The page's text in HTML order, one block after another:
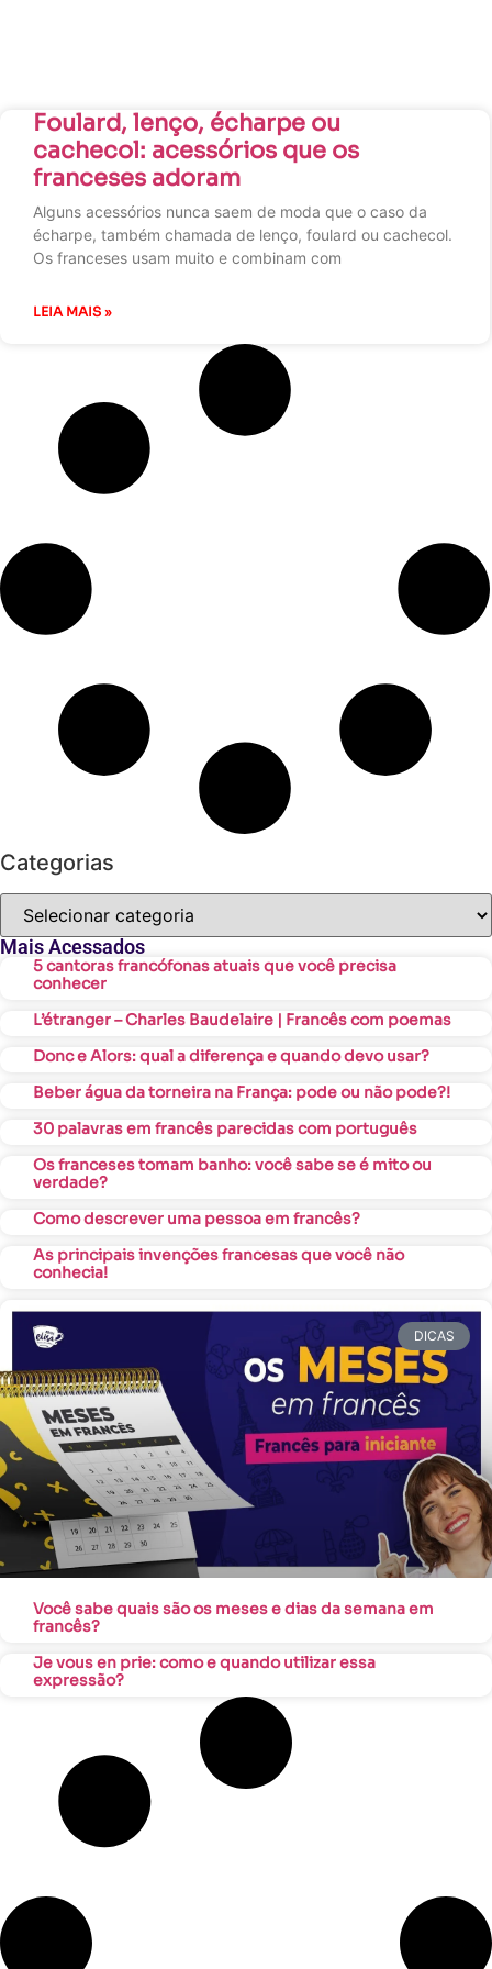
Foulard, lenço, écharpe ou
cachecol: acessórios que os
franceses adoram
Alguns acessórios nunca saem de moda que o caso da
écharpe, também chamada de lenço, foulard ou cachecol.
Os franceses usam muito e combinam com
LEIA MAIS »
Categorias
Mais Acessados
5 cantoras francófonas atuais que você precisa
conhecer
L’étranger – Charles Baudelaire | Francês com poemas
Donc e Alors: qual a diferença e quando devo usar?
Beber água da torneira na França: pode ou não pode?!
30 palavras em francês parecidas com português
Os franceses tomam banho: você sabe se é mito ou
verdade?
Como descrever uma pessoa em francês?
As principais invenções francesas que você não
conhecia!
DICAS
Você sabe quais são os meses e dias da semana em
francês?
Je vous en prie: como e quando utilizar essa
expressão?